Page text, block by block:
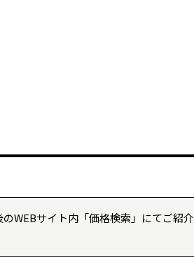
WEBサイト内「価格検索」にてご紹介